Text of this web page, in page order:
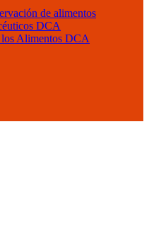
de alimentos
DCA
Alimentos DCA